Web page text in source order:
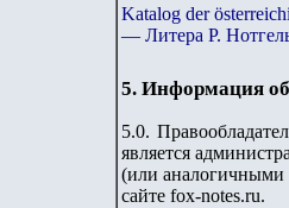
Katalog der
— Литера P.
5. Информация
5.0.
является
(или аналогичными
сайте fox-notes.ru.